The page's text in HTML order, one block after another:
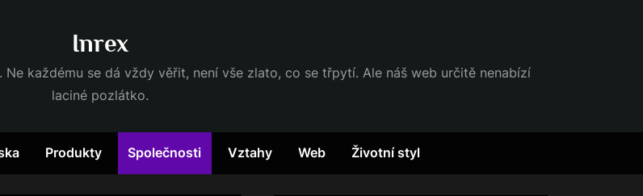
Inrex
každému se dá vždy věřit, není vše zlato, co se třpytí. Ale náš web určitě nenabízí
laciné pozlátko.
Produkty Společnosti Vztahy Web Životní styl